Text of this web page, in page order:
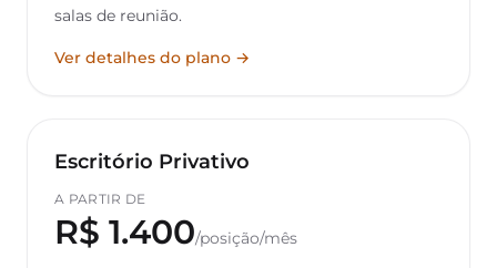
salas de reunião.
Ver detalhes do plano →
Escritório Privativo
A PARTIR DE
R$ 1.400/posição/mês